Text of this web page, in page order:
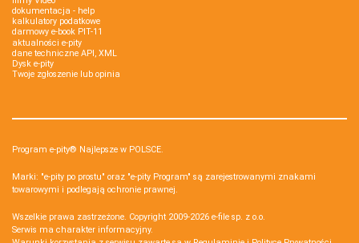
dokumentacja - help
kalkulatory podatkowe
darmowy e-book PIT-11
aktualności e-pity
dane techniczne API, XML
Dysk e-pity
Twoje zgłoszenie lub opinia
Program e-pity® Najlepsze w POLSCE.
Marki: "e-pity po prostu" oraz "e-pity Program" są zarejestrowanymi znakami
towarowymi i podlegają ochronie prawnej.
Wszelkie prawa zastrzeżone. Copyright 2009-2026 e-file sp. z o.o.
Serwis ma charakter informacyjny.